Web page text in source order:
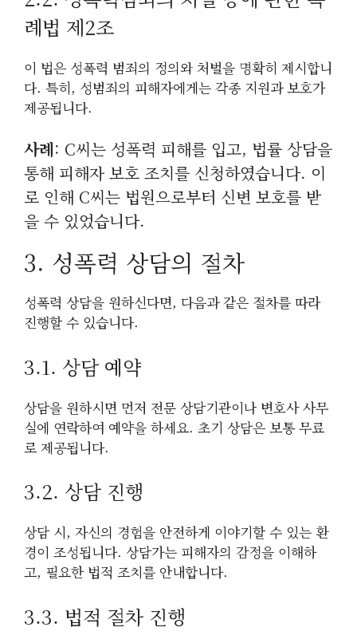
례법 제2조
이 법은 성폭력 범죄의 정의와 처벌을 명확히 제시합니
다. 특히, 성범죄의 피해자에게는 각종 지원과 보호가
제공됩니다.
사례: C씨는 성폭력 피해를 입고, 법률 상담을
통해 피해자 보호 조치를 신청하였습니다. 이
로 인해 C씨는 법원으로부터 신변 보호를 받
을 수 있었습니다.
3. 성폭력 상담의 절차
성폭력 상담을 원하신다면, 다음과 같은 절차를 따라
진행할 수 있습니다.
3.1. 상담 예약
상담을 원하시면 먼저 전문 상담기관이나 변호사 사무
실에 연락하여 예약을 하세요. 초기 상담은 보통 무료
로 제공됩니다.
3.2. 상담 진행
상담 시, 자신의 경험을 안전하게 이야기할 수 있는 환
경이 조성됩니다. 상담가는 피해자의 감정을 이해하
고, 필요한 법적 조치를 안내합니다.
3.3. 법적 절차 진행